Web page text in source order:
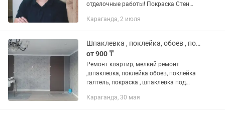
отделочные работы! Покраска Стен
Шпаклевка шпатлевка! Панели: Гибкий
Караганда, 2 июля
Шпаклевка , поклейка, обоев , покраска и т.д
от 900 ₸
Ремонт квартир, мелкий ремонт
,шпаклевка, поклейка обоев, поклейка
галтель, покраска , шпаклевка под
гипсакардоном , кафель, ламинат и т.д
Караганда, 30 мая